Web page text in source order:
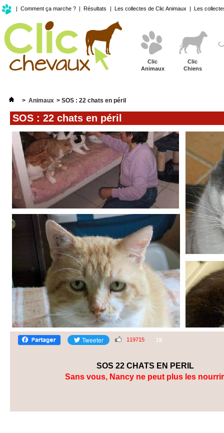
| Comment ça marche ? | Résultats | Les collectes de Clic Animaux | Les
Clic
Animaux
Clic
Chiens
> Animaux > SOS : 22 chats en péril
SOS : 22 chats en péril
119715 18
SOS 22 CHATS EN PERIL
Sans vous, Nancy ne peut plus les